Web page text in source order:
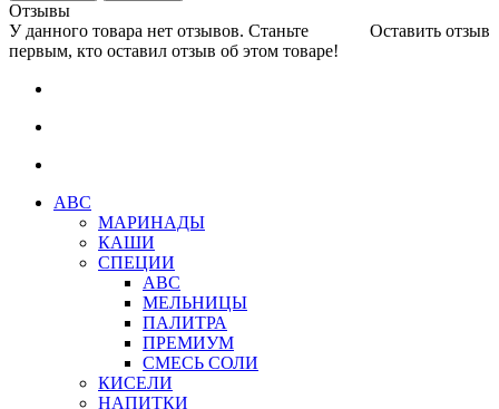
Отзывы
Оставить отзыв
У данного товара нет отзывов. Станьте
первым, кто оставил отзыв об этом товаре!
АВС
МАРИНАДЫ
КАШИ
СПЕЦИИ
АВС
МЕЛЬНИЦЫ
ПАЛИТРА
ПРЕМИУМ
СМЕСЬ СОЛИ
КИСЕЛИ
НАПИТКИ